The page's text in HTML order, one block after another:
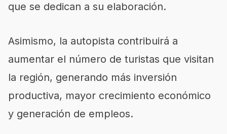
que se dedican a su elaboración.
Asimismo, la autopista contribuirá a
aumentar el número de turistas que visitan
la región, generando más inversión
productiva, mayor crecimiento económico
y generación de empleos.